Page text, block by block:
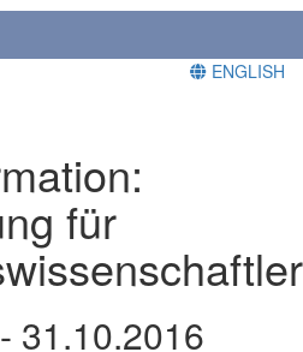
ENGLISH
für
31.10.2016